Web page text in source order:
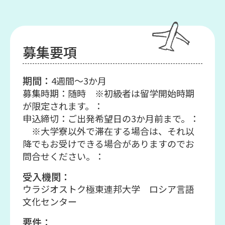
募集要項
期間： 4週間～3か月
募集時期：随時 ※初級者は留学開始時期
が限定されます。：
申込締切：ご出発希望日の3か月前まで。：
※大学寮以外で滞在する場合は、それ以
降でもお受けできる場合がありますのでお
問合せください。：
受入機関：
ウラジオストク極東連邦大学 ロシア言語
文化センター
要件：